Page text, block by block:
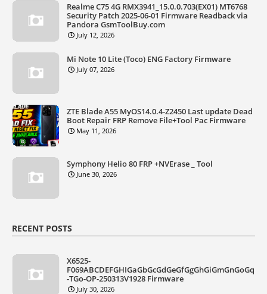
Realme C75 4G RMX3941_15.0.0.703(EX01) MT6768
Security Patch 2025-06-01 Firmware Readback via
Pandora GsmToolBuy.com
July 12, 2026
Mi Note 10 Lite (Toco) ENG Factory Firmware
July 07, 2026
ZTE Blade A55 MyOS14.0.4-Z2450 Last update Dead
Boot Repair FRP Remove File+Tool Pac Firmware
May 11, 2026
Symphony Helio 80 FRP +NVErase _ Tool
June 30, 2026
RECENT POSTS
X6525-
F069ABCDEFGHIGaGbGcGdGeGfGgGhGiGmGnGoGq
-TGo-OP-250313V1928 Firmware
July 30, 2026